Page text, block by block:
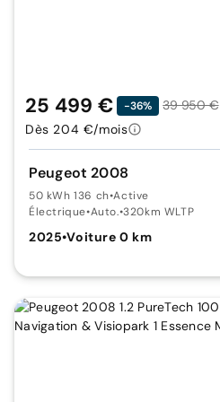
Peugeot 2008
50 kWh 136 ch•Active
Électrique•Auto.•320km WLTP
2025•Voiture 0 km
25 499 € -36%
39 950 €
Dès 204 €/mois